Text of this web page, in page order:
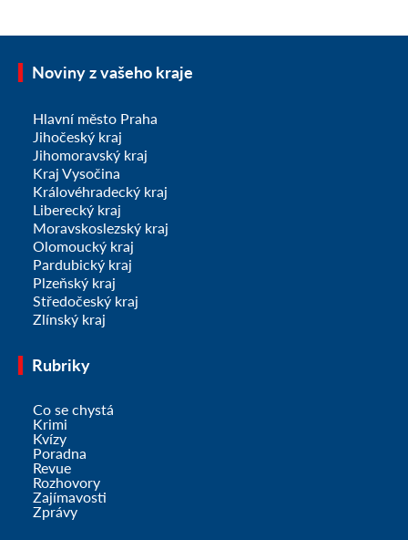
Noviny z vašeho kraje
Hlavní město Praha
Jihočeský kraj
Jihomoravský kraj
Kraj Vysočina
Královéhradecký kraj
Liberecký kraj
Moravskoslezský kraj
Olomoucký kraj
Pardubický kraj
Plzeňský kraj
Středočeský kraj
Zlínský kraj
Rubriky
Co se chystá
Krimi
Kvízy
Poradna
Revue
Rozhovory
Zajímavosti
Zprávy